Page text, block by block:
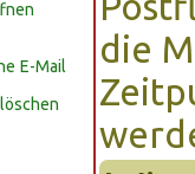
E-Mail
die